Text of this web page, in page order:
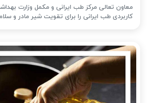
معاون تعالی مرکز طب ایرانی و مکمل وزارت
کاربردی طب ایرانی را برای تقویت شیر مادر و